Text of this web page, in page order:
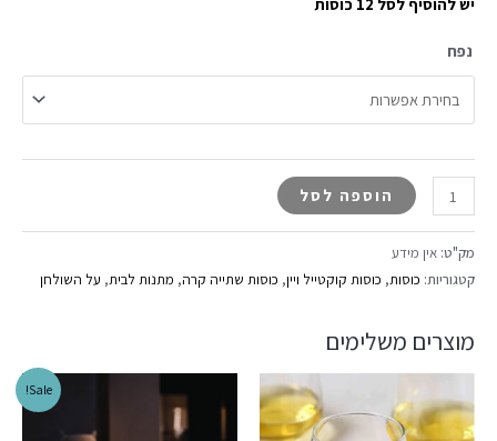
נפח
הוספה לסל
מק"ט: אין מידע
קטגוריות: כוסות, כוסות קוקטייל ויין, כוסות שתייה קרה, מתנות לבית, על השולחן
מוצרים משלימים
Sale!